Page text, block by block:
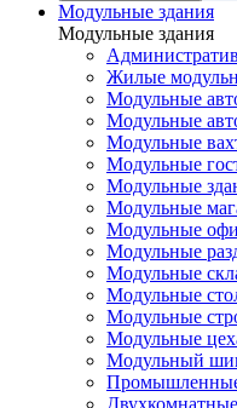
Модульные здания
Модульные здания
Жилые
Модульные
Модульные
Модульные
Модульные
Модульные
Модульные
Модульные
Модульные
Модульные
Модульные
Модульные
Модульные
Модульный